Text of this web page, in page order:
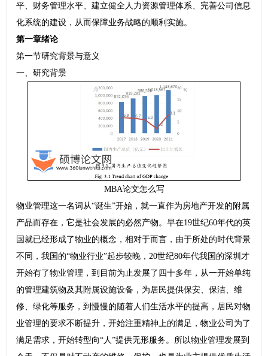
平、财务管理水平、建立健全人力资源管理体系、完善公司信息
化系统的建设，从而保障业务战略的顺利实施。
第一章绪论
第一节研究背景与意义
一、研究背景
MBA论文怎么写
物业管理这一名词从“诞生”开始，就一直作为房地产开发的附属
产品而存在，它是社会发展的必然产物。早在19世纪60年代的英
国就已经形成了物业的概念，相对于而言，由于所处的时代背景
不同，我国的“物业行业”起步较晚，20世纪80年代我国的深圳才
开始有了物业管理，到目前为止发展了四十多年，从一开始单纯
的管理建筑物及其附属设施设备，为居民提供保安、保洁、维
修、绿化等服务，到慢慢的随着人们生活水平的提高，居民对物
业管理的要求不断提升，开始注重精神上的满足，物业公司为了
满足需求，开始转型向“人”提供无形服务。所以物业管理发展到